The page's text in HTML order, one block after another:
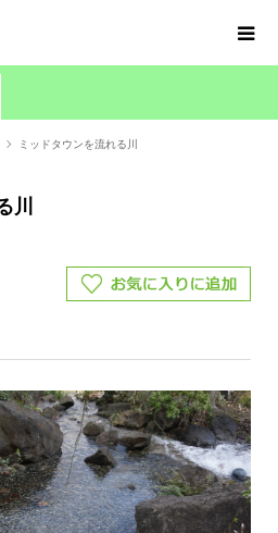
ミッドタウンを流れる川
川